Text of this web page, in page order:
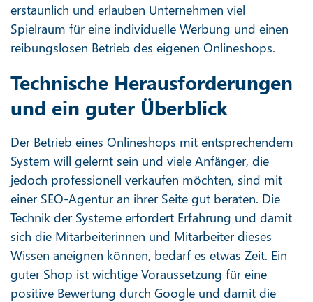
erstaunlich und erlauben Unternehmen viel
Spielraum für eine individuelle Werbung und einen
reibungslosen Betrieb des eigenen Onlineshops.
Technische Herausforderungen
und ein guter Überblick
Der Betrieb eines Onlineshops mit entsprechendem
System will gelernt sein und viele Anfänger, die
jedoch professionell verkaufen möchten, sind mit
einer SEO-Agentur an ihrer Seite gut beraten. Die
Technik der Systeme erfordert Erfahrung und damit
sich die Mitarbeiterinnen und Mitarbeiter dieses
Wissen aneignen können, bedarf es etwas Zeit. Ein
guter Shop ist wichtige Voraussetzung für eine
positive Bewertung durch Google und damit die